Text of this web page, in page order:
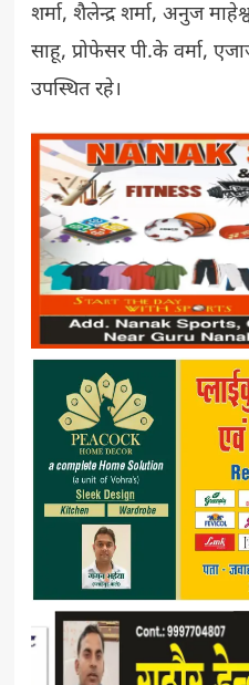
शर्मा, शैलेन्द्र शर्मा, अनुज
साहू, प्रोफेसर पी.के वर्मा,
उपस्थित रहे।